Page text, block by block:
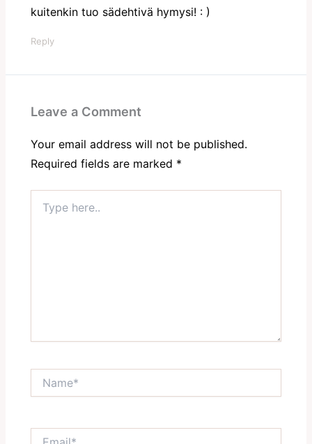
kuitenkin tuo sädehtivä hymysi! : )
Reply
Leave a Comment
Your email address will not be published.
Required fields are marked *
here..